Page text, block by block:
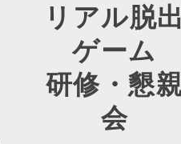
リアル脱
ゲーム
研修・懇
会